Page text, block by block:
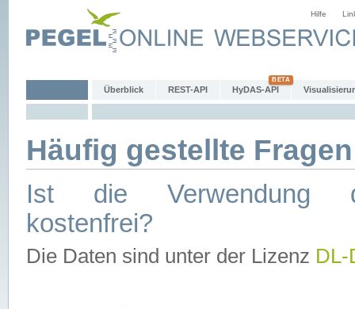
Hilfe
Überblick REST-API HyDAS-API
Häufig gestellte
Ist die Verwendung
kostenfrei?
Die Daten sind unter der Lizenz